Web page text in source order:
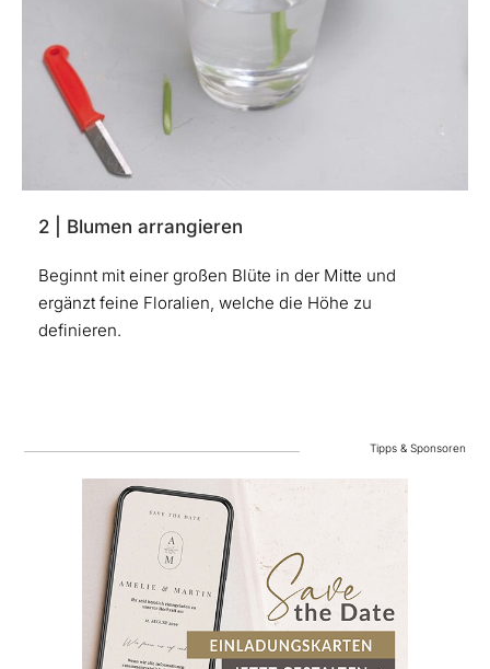
2 | Blumen arrangieren
Beginnt mit einer großen Blüte in der Mitte und
ergänzt feine Floralien, welche die Höhe zu
definieren.
Tipps & Sponsoren